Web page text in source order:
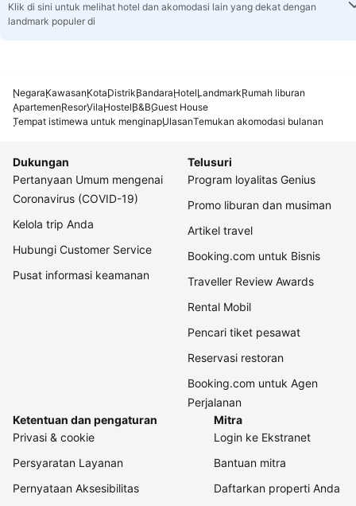
Klik di sini untuk melihat hotel dan akomodasi lain yang dekat dengan
landmark populer di
NegaraKawasanKotaDistrikBandaraHotelLandmarkRumah liburan
ApartemenResorVilaHostelB&BGuest House
Tempat istimewa untuk menginapUlasanTemukan akomodasi bulanan
Dukungan
Pertanyaan Umum mengenai
Coronavirus (COVID-19)
Kelola trip Anda
Hubungi Customer Service
Pusat informasi keamanan
Telusuri
Program loyalitas Genius
Promo liburan dan musiman
Artikel travel
Booking.com untuk Bisnis
Traveller Review Awards
Rental Mobil
Pencari tiket pesawat
Reservasi restoran
Booking.com untuk Agen
Perjalanan
Ketentuan dan pengaturan
Privasi & cookie
Persyaratan Layanan
Pernyataan Aksesibilitas
Mitra
Login ke Ekstranet
Bantuan mitra
Daftarkan properti Anda